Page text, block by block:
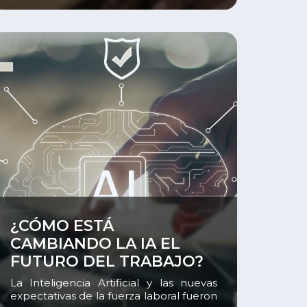
sector productivo, la Unidad
Sur, en alianza con el restaurante 13
Monjas y la cervecería Servus,
desarrolla […]
¿CÓMO ESTÁ
CAMBIANDO LA IA EL
FUTURO DEL TRABAJO?
La Inteligencia Artificial y las nuevas
expectativas de la fuerza laboral fueron